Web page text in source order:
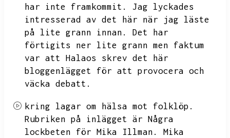
har inte framkommit.
Jag lyckades
intresserad av det här när jag läste
på lite grann innan.
Det har
förtigits ner lite grann men faktum
var att Halaos skrev det här
bloggenlägget för att provocera och
väcka debatt.
kring lagar om hälsa mot folklöp.
Rubriken på inlägget är Några
lockbeten för Mika Illman.
Mika